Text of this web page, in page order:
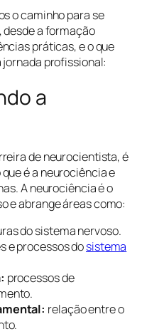
o caminho para se
a formação
práticas, e o que
jornada profissional:
a
de neurocientista, é
é a neurociência e
A neurociência é o
e abrange áreas como:
do sistema nervoso.
e processos dosistema
processos de
relação entre o